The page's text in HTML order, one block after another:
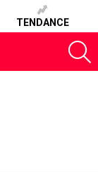
TENDANCE